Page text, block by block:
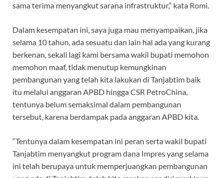
sama terima menyangkut sarana infrastruktur,” kata Romi.
Dalam kesempatan ini, saya juga mau menyampaikan, jika
selama 10 tahun, ada sesuatu dan lain hal ada yang kurang
berkenan, sekali lagi kami bersama wakil bupati memohon
memohon maaf, tidak menutup kemungkinan
pembangunan yang telah kita lakukan di Tanjabtim baik
itu melalui anggaran APBD hingga CSR PetroChina,
tentunya belum semaksimal dalam pembangunan
tersebut, karena berdampak pada anggaran APBD kita.
“Tentunya dalam kesempatan ini peran serta wakil bupati
Tanjabtim menyangkut program dana Impres yang selama
ini telah berupaya untuk memperjuangkan pembangunan